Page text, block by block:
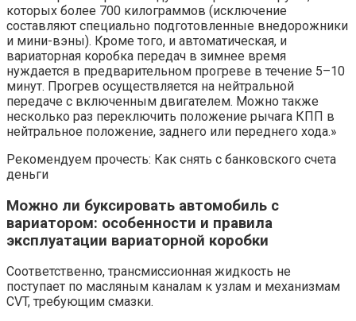
которых более 700 килограммов (исключение
составляют специально подготовленные внедорожники
и мини-вэны). Кроме того, и автоматическая, и
вариаторная коробка передач в зимнее время
нуждается в предварительном прогреве в течение 5–10
минут. Прогрев осуществляется на нейтральной
передаче с включенным двигателем. Можно также
несколько раз переключить положение рычага КПП в
нейтральное положение, заднего или переднего хода.»
Рекомендуем прочесть: Как снять с банковского счета
деньги
Можно ли буксировать автомобиль с
вариатором: особенности и правила
эксплуатации вариаторной коробки
Соответственно, трансмиссионная жидкость не
поступает по масляным каналам к узлам и механизмам
CVT, требующим смазки.